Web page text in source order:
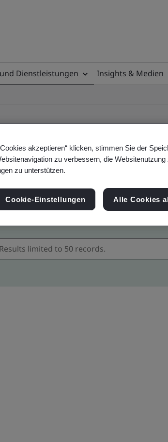
Dienstleistungen Insights & Medien
- Validation and Verification,
akzeptieren“ klicken, stimmen Sie der
zu verbessern, die
zu unterstützen.
Cookie-Einstellungen Alle Cookies